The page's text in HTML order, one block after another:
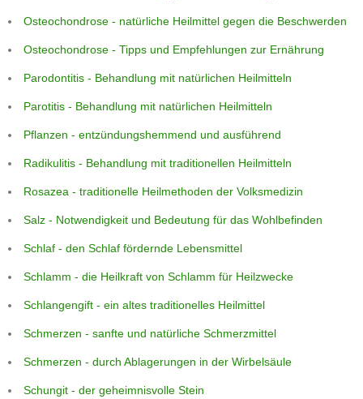
Osteochondrose - natürliche Heilmittel gegen die Beschwerden
Osteochondrose - Tipps und Empfehlungen zur Ernährung
Parodontitis - Behandlung mit natürlichen Heilmitteln
Parotitis - Behandlung mit natürlichen Heilmitteln
Pflanzen - entzündungshemmend und ausführend
Radikulitis - Behandlung mit traditionellen Heilmitteln
Rosazea - traditionelle Heilmethoden der Volksmedizin
Salz - Notwendigkeit und Bedeutung für das Wohlbefinden
Schlaf - den Schlaf fördernde Lebensmittel
Schlamm - die Heilkraft von Schlamm für Heilzwecke
Schlangengift - ein altes traditionelles Heilmittel
Schmerzen - sanfte und natürliche Schmerzmittel
Schmerzen - durch Ablagerungen in der Wirbelsäule
Schungit - der geheimnisvolle Stein